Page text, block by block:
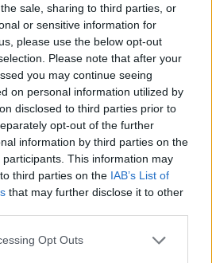
sale, sharing to third parties, or
or sensitive information for
please use the below opt-out
Please note that after your
you may continue seeing
on personal information utilized by
disclosed to third parties prior to
opt-out of the further
information by third parties on the
participants. This information may
third parties on the IAB’s List of
that may further disclose it to other
Opt Outs
ételfutár egyetlen
főállásban is
TikTokon mutatta meg, mennyit
ha valaki szinte egész nap